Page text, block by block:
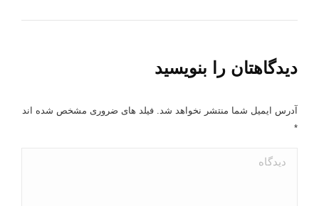
دیدگاهتان را بنویسید
آدرس ایمیل شما منتشر نخواهد شد. فیلد های ضروری مشخص شده اند
*
دیدگاه